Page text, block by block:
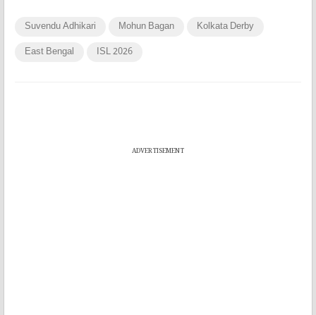
Suvendu Adhikari Mohun Bagan Kolkata Derby
East Bengal ISL 2026
ADVERTISEMENT